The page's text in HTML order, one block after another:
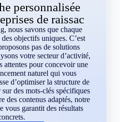
personnalisée
de raissac
nous savons que chaque
objectifs uniques. C’est
pas de solutions
votre secteur d’activité,
attentes pour concevoir une
naturel qui vous
d’optimiser la structure de
des mots-clés spécifiques
des contenus adaptés, notre
vous garantit des résultats